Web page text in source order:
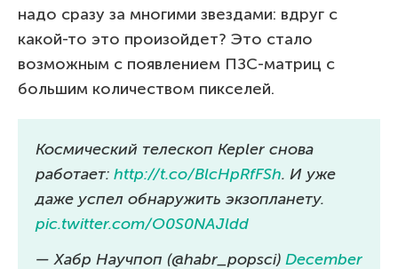
надо сразу за многими звездами: вдруг с
какой-то это произойдет? Это стало
возможным с появлением ПЗС-матриц с
большим количеством пикселей.
Космический телескоп Kepler снова
работает: http://t.co/BlcHpRfFSh. И уже
даже успел обнаружить экзопланету.
pic.twitter.com/O0S0NAJldd
— Хабр Научпоп (@habr_popsci) December